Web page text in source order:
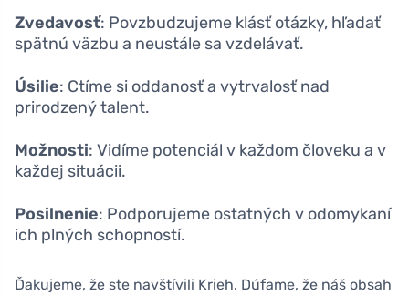
Zvedavosť: Povzbudzujeme klásť otázky, hľadať
spätnú väzbu a neustále sa vzdelávať.
Úsilie: Ctíme si oddanosť a vytrvalosť nad
prirodzený talent.
Možnosti: Vidíme potenciál v každom človeku a v
každej situácii.
Posilnenie: Podporujeme ostatných v odomykaní
ich plných schopností.
Ďakujeme, že ste navštívili Krieh. Dúfame, že náš obsah